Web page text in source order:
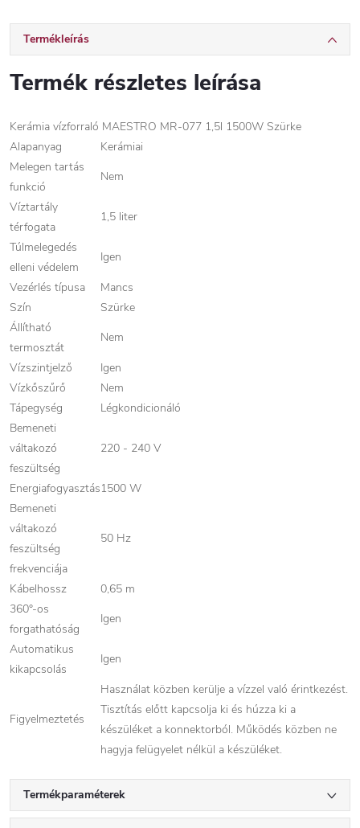
Termékleírás
Termék részletes leírása
Kerámia vízforraló MAESTRO MR-077 1,5l 1500W Szürke
Alapanyag
Kerámiai
Melegen tartás
funkció
Nem
Víztartály
térfogata
1,5 liter
Túlmelegedés
elleni védelem
Igen
Vezérlés típusa
Mancs
Szín
Szürke
Állítható
termosztát
Nem
Vízszintjelző
Igen
Vízkőszűrő
Nem
Tápegység
Légkondicionáló
Bemeneti
váltakozó
feszültség
220 - 240 V
Energiafogyasztás1500 W
Bemeneti
váltakozó
feszültség
frekvenciája
50 Hz
Kábelhossz
0,65 m
360°-os
forgathatóság
Igen
Automatikus
kikapcsolás
Igen
Figyelmeztetés
Használat közben kerülje a vízzel való érintkezést.
Tisztítás előtt kapcsolja ki és húzza ki a
készüléket a konnektorból. Működés közben ne
hagyja felügyelet nélkül a készüléket.
Termékparaméterek